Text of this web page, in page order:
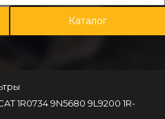
Каталог
1R0734 9N5680 9L9200 1R-